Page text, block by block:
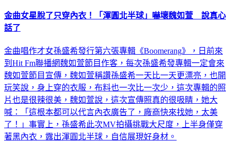
金曲女星脫了只穿內衣！「渾圓北半球」嚇壞魏如萱 說真心
話了
金曲唱作才女孫盛希發行第六張專輯《Boomerang》，日前來
到Hit Fm聯播網魏如萱節目作客，每次孫盛希發專輯一定會來
魏如萱節目宣傳，魏如萱稱讚孫盛希一天比一天更漂亮，也開
玩笑說，身上穿的衣服，布料也一次比一次少，這次專輯的照
片也是很辣很美，魏如萱說，這次宣傳照真的很吸睛，她大
喊：「這根本都可以代言內衣廣告了，廠商快來找她，太美
了！」事實上，孫盛希此次MV拍攝挑戰大尺度，上半身僅穿
著黑內衣，露出渾圓北半球，自信展現好身材。